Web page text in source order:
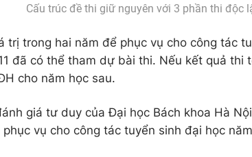
Cấu trúc đề thi giữ nguyên với 3 phần thi độc
trị trong hai năm để phục vụ cho công tác
đã có thể tham dự bài thi. Nếu kết quả thi
cho năm học sau.
giá tư duy của Đại học Bách khoa Hà
vụ cho công tác tuyển sinh đại học